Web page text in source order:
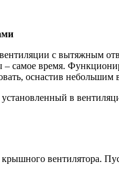
с вытяжным
– самое время.
оснастив
в
вентилятора.